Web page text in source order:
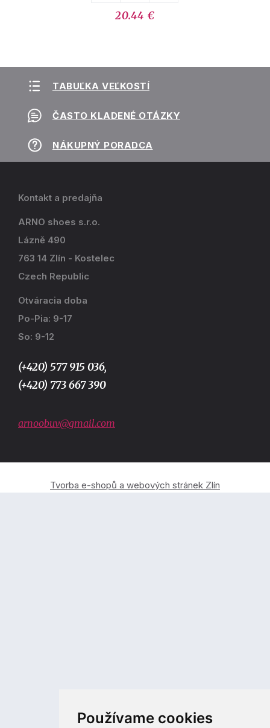
Používame cookies
20.44 €
TABUĽKA VEĽKOSTÍ
ČASTO KLADENÉ OTÁZKY
NÁKUPNÝ PORADCA
Kontakt a predajňa
ARNO shoes s.r.o.
Lázně 490
763 14 Zlín - Kostelec
Czech Republic
Otváracia doba
Po-Pia: 9-17
So: 9-12
(+420) 577 915 036,
(+420) 773 667 390
arnoobuv@gmail.com
Tvorba e-shopů a webových stránek Zlín